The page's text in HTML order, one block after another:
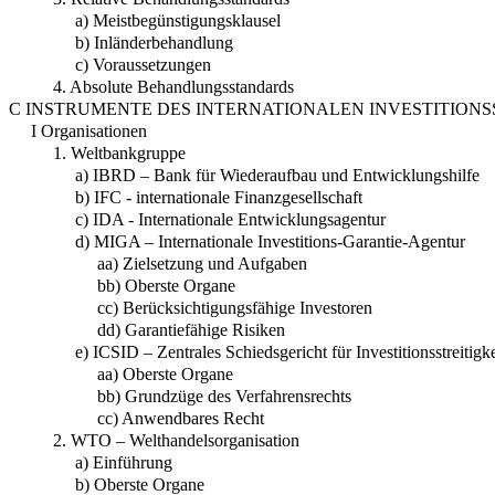
a) Meistbegünstigungsklausel
b) Inländerbehandlung
c) Voraussetzungen
4. Absolute Behandlungsstandards
C INSTRUMENTE DES INTERNATIONALEN
I Organisationen
1. Weltbankgruppe
a) IBRD – Bank für Wiederaufbau und Entwicklungshilfe
b) IFC - internationale Finanzgesellschaft
c) IDA - Internationale Entwicklungsagentur
d) MIGA – Internationale Investitions-Garantie-Agentur
aa) Zielsetzung und Aufgaben
bb) Oberste Organe
cc) Berücksichtigungsfähige Investoren
dd) Garantiefähige Risiken
e) ICSID – Zentrales Schiedsgericht für
aa) Oberste Organe
bb) Grundzüge des Verfahrensrechts
cc) Anwendbares Recht
2. WTO – Welthandelsorganisation
a) Einführung
b) Oberste Organe